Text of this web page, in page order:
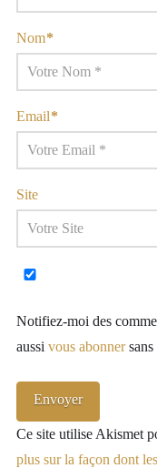
Nom*
Email*
Site
Notifiez-moi des
aussi vous abonnersans
Ce site utilise Akismet
plus sur la façon dont